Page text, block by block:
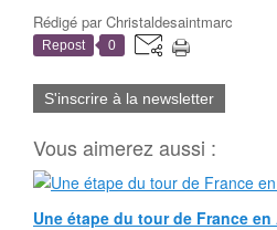
Rédigé parChristaldesaintmarc
Repost 0
S'inscrire à la newsletter
Vous aimerez aussi :
Une étape du tour de France